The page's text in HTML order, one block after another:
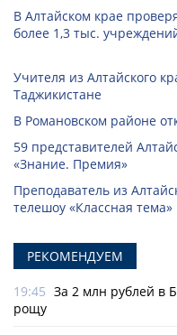
В Алтайском крае
более 1,3 тыс.
Учителя из Алтайского
Таджикистане
В Романовском районе
59 представителей
«Знание. Премия»
Преподаватель из
телешоу «Классная тема»
РЕКОМЕНДУЕМ
19:45 За 2 млн рублей в
рощу